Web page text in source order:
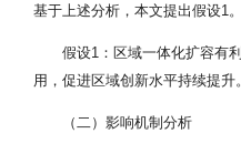
基于上述分析，本文提出假设1。
假设1：区域一体化扩容有
用，促进区域创新水平持续提升。
（二）影响机制分析